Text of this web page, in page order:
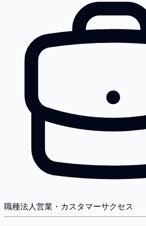
職種法人営業・カスタマーサクセス